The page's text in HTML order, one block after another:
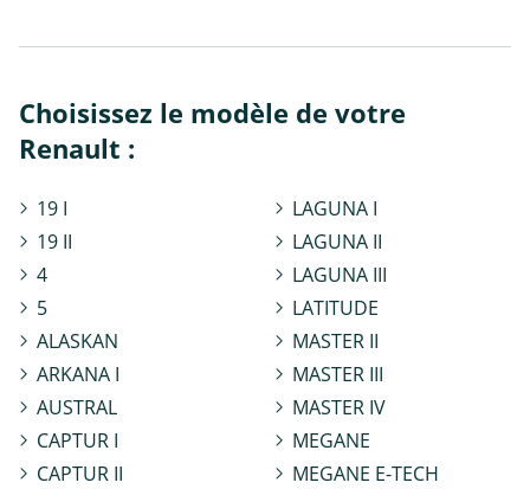
Choisissez le modèle de votre
Renault :
19 I
19 II
4
5
ALASKAN
ARKANA I
AUSTRAL
CAPTUR I
CAPTUR II
LAGUNA I
LAGUNA II
LAGUNA III
LATITUDE
MASTER II
MASTER III
MASTER IV
MEGANE
MEGANE E-TECH